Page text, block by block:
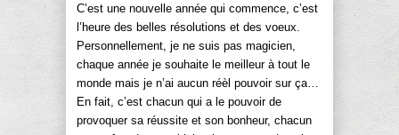
C’est une nouvelle année qui commence, c’est
l’heure des belles résolutions et des voeux.
Personnellement, je ne suis pas magicien,
chaque année je souhaite le meilleur à tout le
monde mais je n’ai aucun réèl pouvoir sur ça…
En fait, c’est chacun qui a le pouvoir de
provoquer sa réussite et son bonheur, chacun